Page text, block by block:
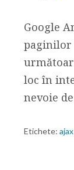
Google
paginilor
loc în
nevoie
Etichete: